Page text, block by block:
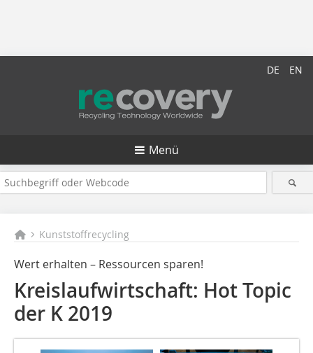
DE EN
Menü
Kunststoffrecycling
Wert erhalten – Ressourcen sparen!
Kreislaufwirtschaft: Hot Topic
der K 2019